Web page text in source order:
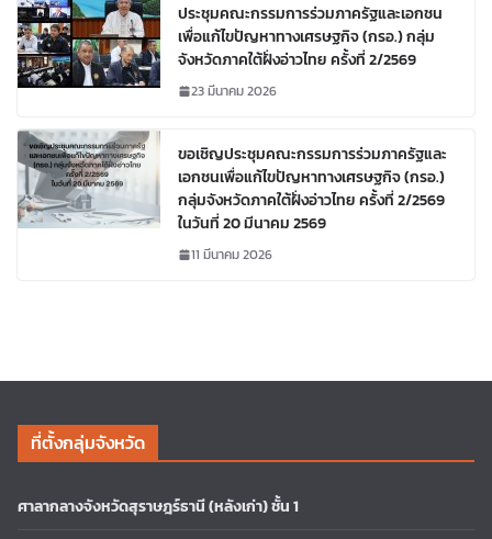
ประชุมคณะกรรมการร่วมภาครัฐและเอกชน
เพื่อแก้ไขปัญหาทางเศรษฐกิจ (กรอ.) กลุ่ม
จังหวัดภาคใต้ฝั่งอ่าวไทย ครั้งที่ 2/2569
23 มีนาคม 2026
ขอเชิญประชุมคณะกรรมการร่วมภาครัฐและ
เอกชนเพื่อแก้ไขปัญหาทางเศรษฐกิจ (กรอ.)
กลุ่มจังหวัดภาคใต้ฝั่งอ่าวไทย ครั้งที่ 2/2569
ในวันที่ 20 มีนาคม 2569
11 มีนาคม 2026
ที่ตั้งกลุ่มจังหวัด
ศาลากลางจังหวัดสุราษฎร์ธานี (หลังเก่า) ชั้น 1